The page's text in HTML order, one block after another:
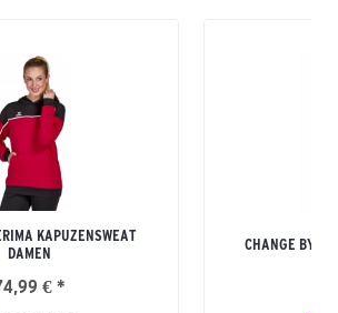
KAPUZENSWEAT
DAMEN
€ *
CHANGE BY